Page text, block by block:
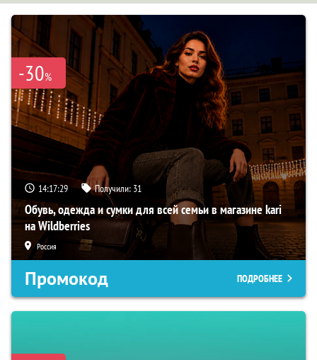
-30%
14:17:28 Получили: 31
Обувь, одежда и сумки для всей семьи в магазине kari
на Wildberries
Россия
Промокод ПОДРОБНЕЕ